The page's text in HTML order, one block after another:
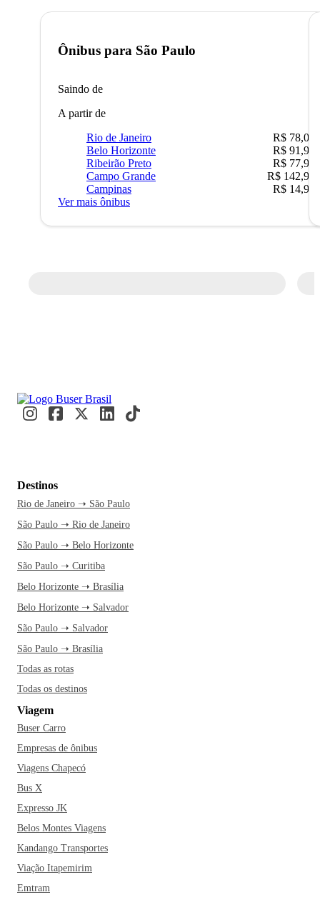
Ônibus para São Paulo
Saindo de
A partir de
Rio de Janeiro
R$ 78,02
Belo Horizonte
R$ 91,90
Ribeirão Preto
R$ 77,90
Campo Grande
R$ 142,90
Campinas
R$ 14,90
Ver mais ônibus
Destinos
Rio de Janeiro ➝ São Paulo
São Paulo ➝ Rio de Janeiro
São Paulo ➝ Belo Horizonte
São Paulo ➝ Curitiba
Belo Horizonte ➝ Brasília
Belo Horizonte ➝ Salvador
São Paulo ➝ Salvador
São Paulo ➝ Brasília
Todas as rotas
Todas os destinos
Viagem
Buser Carro
Empresas de ônibus
Viagens Chapecó
Bus X
Expresso JK
Belos Montes Viagens
Kandango Transportes
Viação Itapemirim
Emtram